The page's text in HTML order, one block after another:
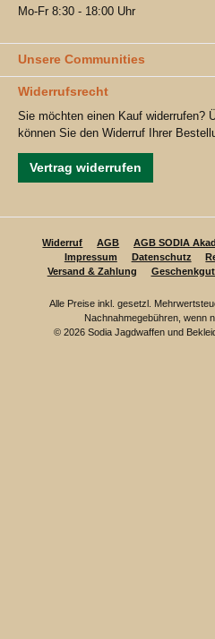
Mo-Fr 8:30 - 18:00 Uhr
Unsere Communities
Widerrufsrecht
Sie möchten einen Kauf widerrufen?
können Sie den Widerruf Ihrer
Vertrag widerrufen
Widerruf AGB AGB SODIA
Impressum
Datenschutz
Versand & Zahlung
Alle Preise inkl. gesetzl.
Nachnahmegebühren, wenn
© 2026 Sodia Jagdwaffen und